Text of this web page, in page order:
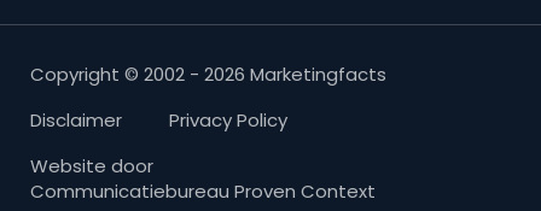
Copyright © 2002 - 2026 Marketingfacts
Disclaimer
Privacy Policy
Website door
Communicatiebureau Proven Context